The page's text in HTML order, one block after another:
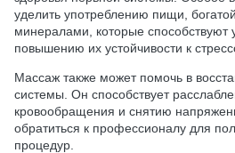
уделить употреблению пищи,
минералами, которые способствуют
повышению их устойчивости к
Массаж также может помочь в
системы. Он способствует
кровообращения и снятию
обратиться к профессионалу для
процедур.